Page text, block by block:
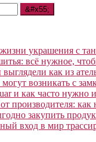
украшения с
всё нужное,
как из
возникать с
и как часто нужно
производителя: как
закупить
вход в мир